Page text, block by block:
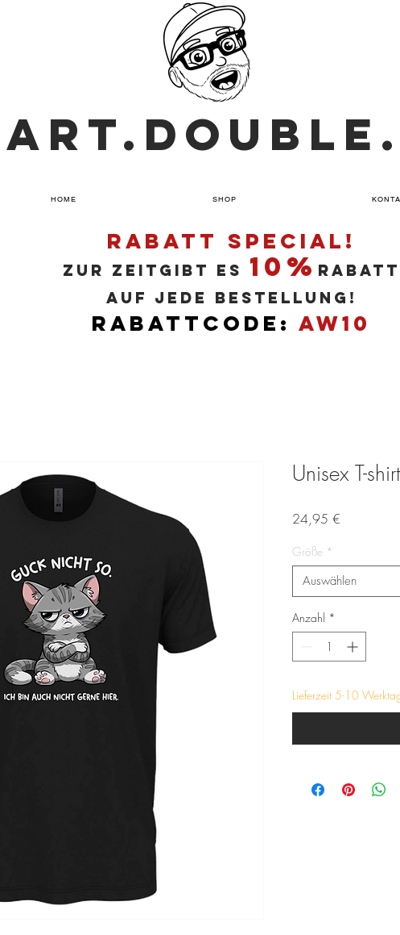
HOME SHOP
RABATT SPECIAL!
ZUR ZEITGIBT ES 10% RABATT
AUF JEDE BESTELLUNG!
RABATTCODE:AW10
Unisex T-
24,95 €
Größe *
Auswählen
Anzahl *
Lieferzeit 5-10